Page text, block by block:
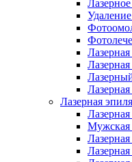
Лазерная
Мужская